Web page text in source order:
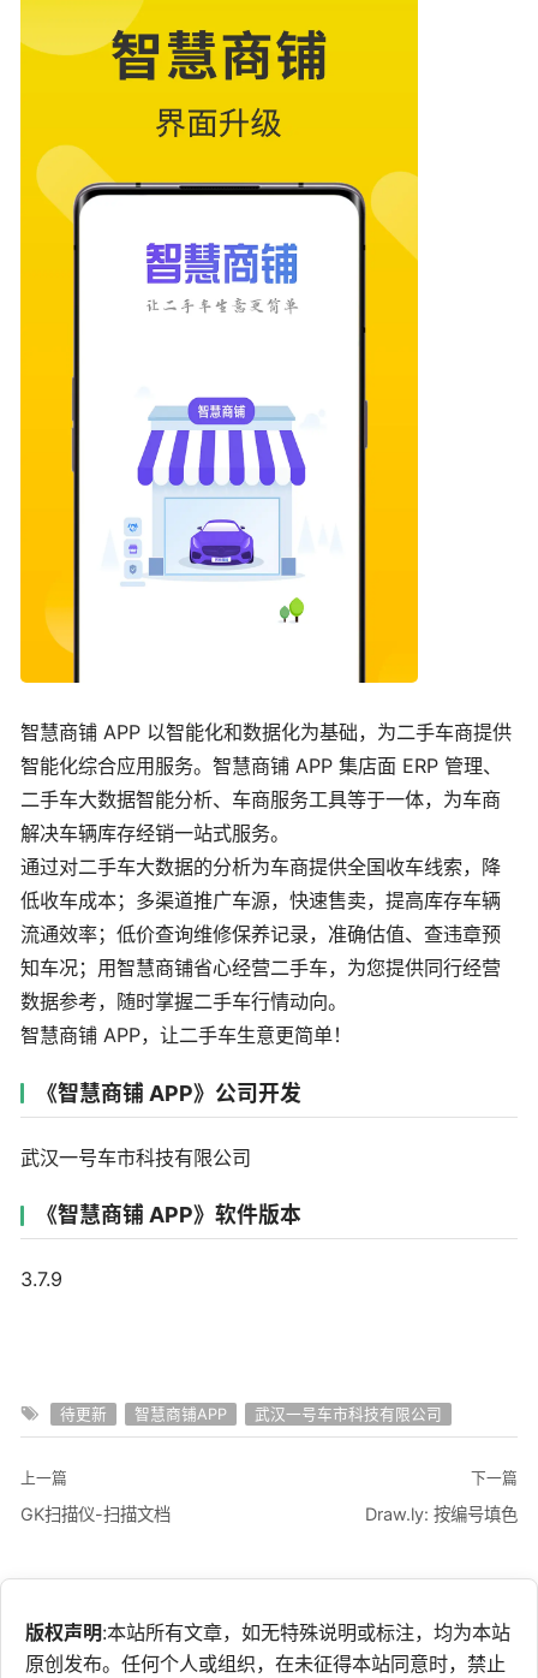
智慧商铺 APP 以智能化和数据化为基础，为二手车商提供
智能化综合应用服务。智慧商铺 APP 集店面 ERP 管理、
二手车大数据智能分析、车商服务工具等于一体，为车商
解决车辆库存经销一站式服务。
通过对二手车大数据的分析为车商提供全国收车线索，降
低收车成本；多渠道推广车源，快速售卖，提高库存车辆
流通效率；低价查询维修保养记录，准确估值、查违章预
知车况；用智慧商铺省心经营二手车，为您提供同行经营
数据参考，随时掌握二手车行情动向。
智慧商铺 APP，让二手车生意更简单！
《智慧商铺 APP》公司开发
武汉一号车市科技有限公司
《智慧商铺 APP》软件版本
3.7.9
待更新 智慧商铺APP 武汉一号车市科技有限公司
上一篇
GK扫描仪-扫描文档
下一篇
Draw.ly: 按编号填色
版权声明:本站所有文章，如无特殊说明或标注，均为本站
原创发布。任何个人或组织，在未征得本站同意时，禁止